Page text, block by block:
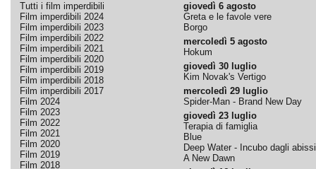
Tutti i film imperdibili
Film imperdibili 2024
Film imperdibili 2023
Film imperdibili 2022
Film imperdibili 2021
Film imperdibili 2020
Film imperdibili 2019
Film imperdibili 2018
Film imperdibili 2017
Film 2024
Film 2023
Film 2022
Film 2021
Film 2020
Film 2019
Film 2018
giovedì 6 agosto
Greta e le favole vere
Borgo
mercoledì 5 agosto
Hokum
giovedì 30 luglio
Kim Novak's Vertigo
mercoledì 29 luglio
Spider-Man - Brand New Day
giovedì 23 luglio
Terapia di famiglia
Blue
Deep Water - Incubo dagli abissi
A New Dawn